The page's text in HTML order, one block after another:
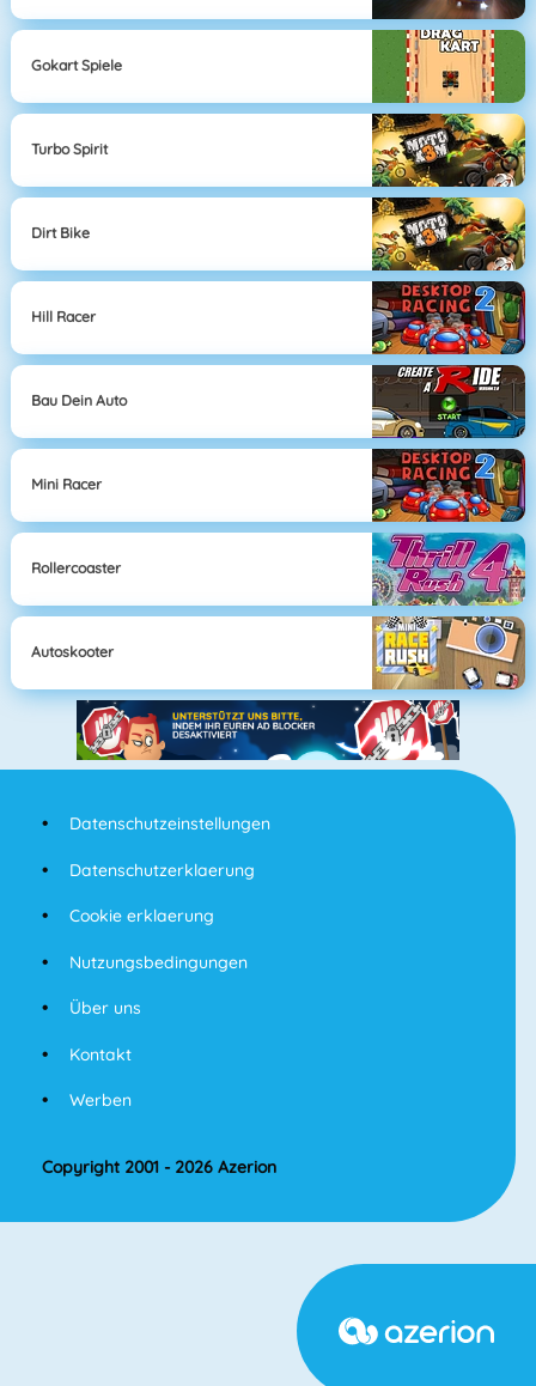
Gokart Spiele
Turbo Spirit
Dirt Bike
Hill Racer
Bau Dein Auto
Mini Racer
Rollercoaster
Autoskooter
Datenschutzeinstellungen
Datenschutzerklaerung
Cookie erklaerung
Nutzungsbedingungen
Über uns
Kontakt
Werben
Copyright 2001 - 2026 Azerion